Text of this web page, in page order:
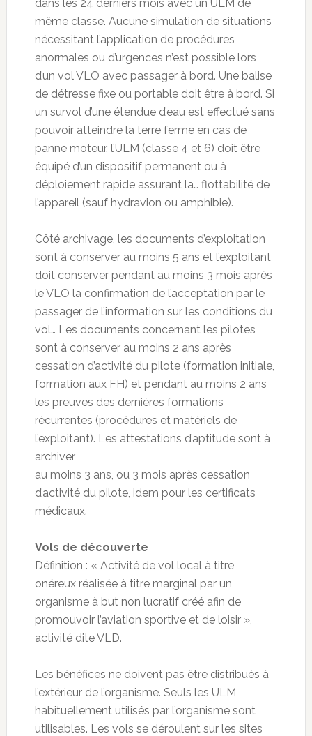
dans les 24 derniers mois avec un ULM de
même classe. Aucune simulation de situations
nécessitant l’application de procédures
anormales ou d’urgences n’est possible lors
d’un vol VLO avec passager à bord. Une balise
de détresse fixe ou portable doit être à bord. Si
un survol d’une étendue d’eau est effectué sans
pouvoir atteindre la terre ferme en cas de
panne moteur, l’ULM (classe 4 et 6) doit être
équipé d’un dispositif permanent ou à
déploiement rapide assurant la… flottabilité de
l’appareil (sauf hydravion ou amphibie).
Côté archivage, les documents d’exploitation
sont à conserver au moins 5 ans et l’exploitant
doit conserver pendant au moins 3 mois après
le VLO la confirmation de l’acceptation par le
passager de l’information sur les conditions du
vol… Les documents concernant les pilotes
sont à conserver au moins 2 ans après
cessation d’activité du pilote (formation initiale,
formation aux FH) et pendant au moins 2 ans
les preuves des dernières formations
récurrentes (procédures et matériels de
l’exploitant). Les attestations d’aptitude sont à
archiver
au moins 3 ans, ou 3 mois après cessation
d’activité du pilote, idem pour les certificats
médicaux.
Vols de découverte
Définition : « Activité de vol local à titre
onéreux réalisée à titre marginal par un
organisme à but non lucratif créé afin de
promouvoir l’aviation sportive et de loisir »,
activité dite VLD.
Les bénéfices ne doivent pas être distribués à
l’extérieur de l’organisme. Seuls les ULM
habituellement utilisés par l’organisme sont
utilisables. Les vols se déroulent sur les sites